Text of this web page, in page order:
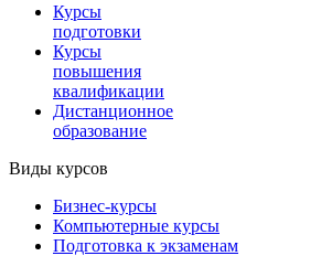
Курсы
подготовки
Курсы
повышения
квалификации
Дистанционное
образование
Виды курсов
Бизнес-курсы
Компьютерные курсы
Подготовка к экзаменам